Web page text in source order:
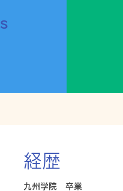
経歴
九州学院 卒業